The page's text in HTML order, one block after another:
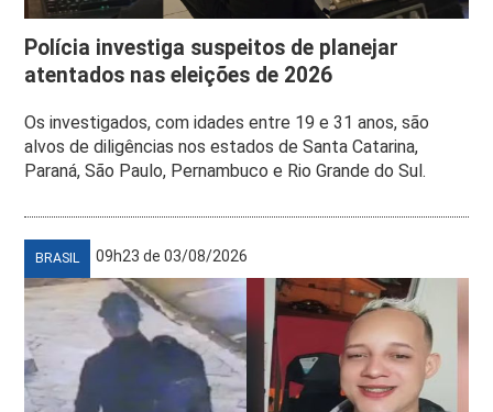
Polícia investiga suspeitos de planejar
atentados nas eleições de 2026
Os investigados, com idades entre 19 e 31 anos, são
alvos de diligências nos estados de Santa Catarina,
Paraná, São Paulo, Pernambuco e Rio Grande do Sul.
BRASIL 09h23 de 03/08/2026